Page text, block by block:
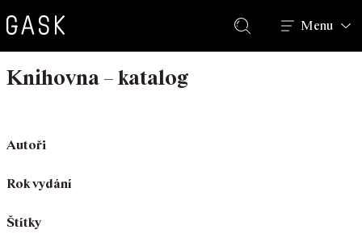
Hledat
Menu
Knihovna – katalog
Autoři
Rok vydání
Štítky